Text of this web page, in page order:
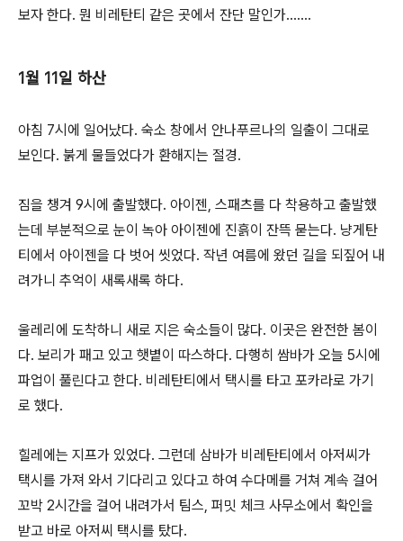
보자 한다. 뭔 비레탄티 같은 곳에서 잔단 말인가…….
1월 11일 하산
아침 7시에 일어났다. 숙소 창에서 안나푸르나의 일출이 그대로
보인다. 붉게 물들었다가 환해지는 절경.
짐을 챙겨 9시에 출발했다. 아이젠, 스패츠를 다 착용하고 출발했
는데 부분적으로 눈이 녹아 아이젠에 진흙이 잔뜩 묻는다. 냥게탄
티에서 아이젠을 다 벗어 씻었다. 작년 여름에 왔던 길을 되짚어 내
려가니 추억이 새록새록 하다.
울레리에 도착하니 새로 지은 숙소들이 많다. 이곳은 완전한 봄이
다. 보리가 패고 있고 햇볕이 따스하다. 다행히 쌈바가 오늘 5시에
파업이 풀린다고 한다. 비레탄티에서 택시를 타고 포카라로 가기
로 했다.
힐레에는 지프가 있었다. 그런데 삼바가 비레탄티에서 아저씨가
택시를 가져 와서 기다리고 있다고 하여 수다메를 거쳐 계속 걸어
꼬박 2시간을 걸어 내려가서 팀스, 퍼밋 체크 사무소에서 확인을
받고 바로 아저씨 택시를 탔다.